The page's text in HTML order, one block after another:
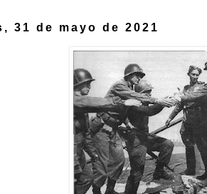
31 de mayo de 2021